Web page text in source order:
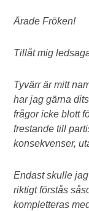
Ärade Fröken!
Tillåt mig
Tyvärr är mitt
har jag gärna
frågor icke blott
frestande till
konsekvenser,
Endast skulle
riktigt förstås
kompletteras